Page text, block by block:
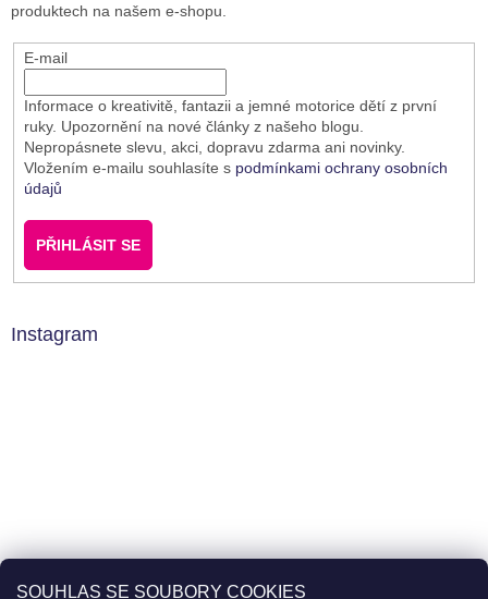
SOUHLAS SE SOUBORY COOKIES
produktech na našem e-shopu.
E-mail
Informace o kreativitě, fantazii a jemné motorice dětí z první
ruky. Upozornění na nové články z našeho blogu.
Nepropásnete slevu, akci, dopravu zdarma ani novinky.
Vložením e-mailu souhlasíte s podmínkami ochrany osobních
údajů
PŘIHLÁSIT SE
Instagram